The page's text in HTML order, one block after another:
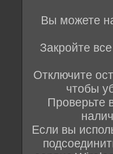
Вы можете
Закройте
Отключите
чтобы
Проверьте
Если вы